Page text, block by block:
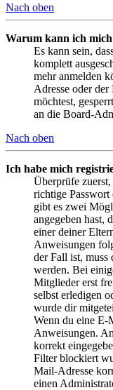
Nach oben
Warum kann ich
Es kann sein,
komplett
mehr anmelden
Adresse oder
möchtest,
an die Board-
Nach oben
Ich habe mich
Überprüfe
richtige Passwort
gibt es zwei
angegeben hast,
einer deiner
Anweisungen
der Fall ist,
werden. Bei
Mitglieder erst
selbst erledigen
wurde dir
Wenn du eine E-
Anweisungen.
korrekt
Filter blockiert
Mail-Adresse
einen